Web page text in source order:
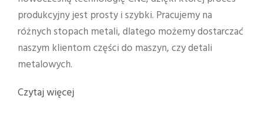
produkcyjny jest prosty i szybki. Pracujemy na
różnych stopach metali, dlatego możemy dostarczać
naszym klientom części do maszyn, czy detali
metalowych.
Czytaj więcej